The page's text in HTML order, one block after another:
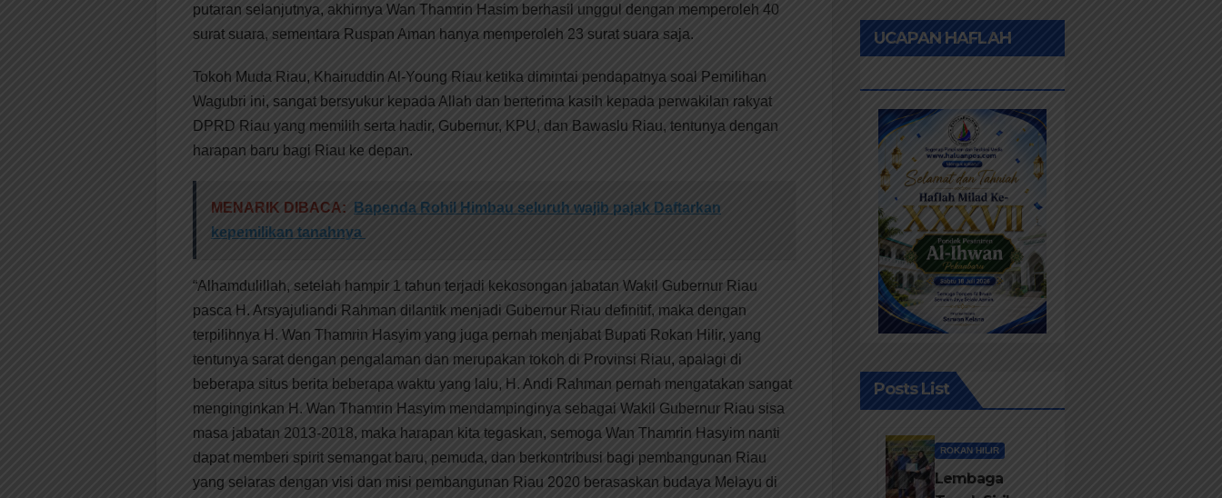
putaran selanjutnya, akhirnya Wan Thamrin Hasim berhasil unggul dengan memperoleh 40
surat suara, sementara Ruspan Aman hanya memperoleh 23 surat suara saja.
Tokoh Muda Riau, Khairuddin Al-Young Riau ketika dimintai pendapatnya soal Pemilihan
Wagubri ini, sangat bersyukur kepada Allah dan berterima kasih kepada perwakilan rakyat
DPRD Riau yang memilih serta hadir, Gubernur, KPU, dan Bawaslu Riau, tentunya dengan
harapan baru bagi Riau ke depan.
MENARIK DIBACA:
Bapenda Rohil Himbau seluruh wajib pajak Daftarkan
kepemilikan tanahnya
“Alhamdulillah, setelah hampir 1 tahun terjadi kekosongan jabatan Wakil Gubernur Riau
pasca H. Arsyajuliandi Rahman dilantik menjadi Gubernur Riau definitif, maka dengan
terpilihnya H. Wan Thamrin Hasyim yang juga pernah menjabat Bupati Rokan Hilir, yang
tentunya sarat dengan pengalaman dan merupakan tokoh di Provinsi Riau, apalagi di
beberapa situs berita beberapa waktu yang lalu, H. Andi Rahman pernah mengatakan sangat
menginginkan H. Wan Thamrin Hasyim mendampinginya sebagai Wakil Gubernur Riau sisa
masa jabatan 2013-2018, maka harapan kita tegaskan, semoga Wan Thamrin Hasyim nanti
dapat memberi spirit semangat baru, pemuda, dan berkontribusi bagi pembangunan Riau
yang selaras dengan visi dan misi pembangunan Riau 2020 berasaskan budaya Melayu di
UCAPAN HAFLAH
Posts List
ROKAN HILIR
Lembaga